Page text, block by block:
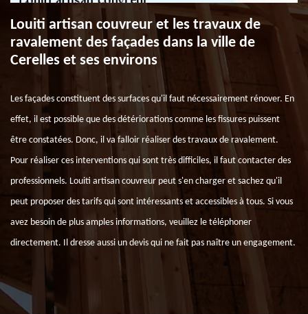
Louiti artisan couvreur et les travaux de
ravalement des façades dans la ville de
Cerelles et ses environs
Les façades constituent des surfaces qu'il faut nécessairement rénover. En
effet, il est possible que des détériorations comme les fissures puissent
être constatées. Donc, il va falloir réaliser des travaux de ravalement.
Pour réaliser ces interventions qui sont très difficiles, il faut contacter des
professionnels. Louiti artisan couvreur peut s'en charger et sachez qu'il
peut proposer des tarifs qui sont intéressants et accessibles à tous. Si vous
avez besoin de plus amples informations, veuillez le téléphoner
directement. Il dresse aussi un devis qui ne fait pas naître un engagement.